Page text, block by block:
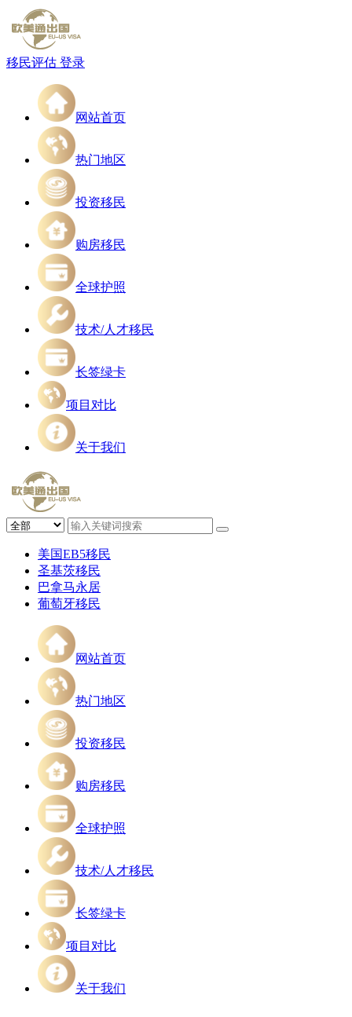
移民评估 登录
网站首页
热门地区
投资移民
购房移民
全球护照
技术/人才移民
长签绿卡
项目对比
关于我们
美国EB5移民
圣基茨移民
巴拿马永居
葡萄牙移民
网站首页
热门地区
投资移民
购房移民
全球护照
技术/人才移民
长签绿卡
项目对比
关于我们